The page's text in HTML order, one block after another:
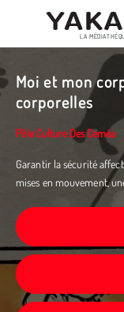
au
contenu
principal
LA
Moi et mon
corporelles
Pôle Culture Des Ceméa
Garantir la sécurité
mises en mouvement,